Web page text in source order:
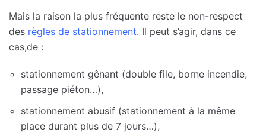
Mais la raison la plus fréquente reste le non-respect
des règles de stationnement. Il peut s’agir, dans ce
cas,de :
stationnement gênant (double file, borne incendie,
passage piéton…),
stationnement abusif (stationnement à la même
place durant plus de 7 jours…),